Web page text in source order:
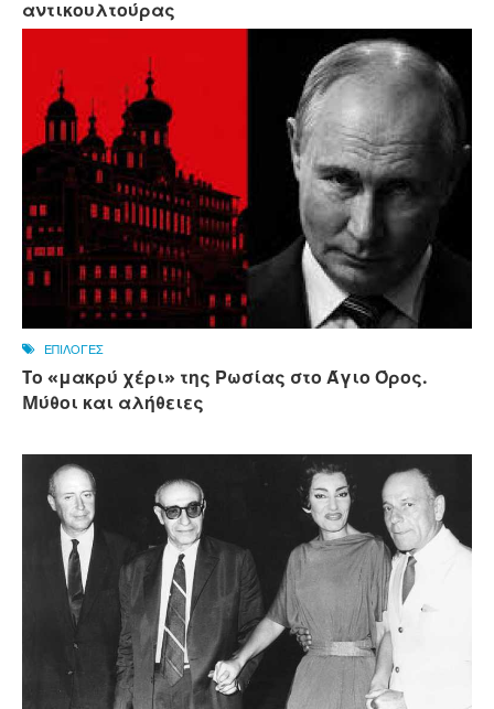
αντικουλτούρας
ΕΠΙΛΟΓΕΣ
Tο «μακρύ χέρι» της Ρωσίας στο Άγιο Όρος.
Mύθοι και αλήθειες